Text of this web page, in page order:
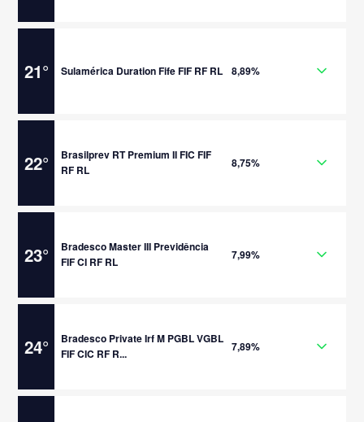
21° Sulamérica Duration Fife FIF RF RL 8,89%
22°
Brasilprev RT Premium II FIC FIF
RF RL
8,75%
23°
Bradesco Master III Previdência
FIF CI RF RL
7,99%
24°
Bradesco Private Irf M PGBL VGBL
FIF CIC RF R...
7,89%